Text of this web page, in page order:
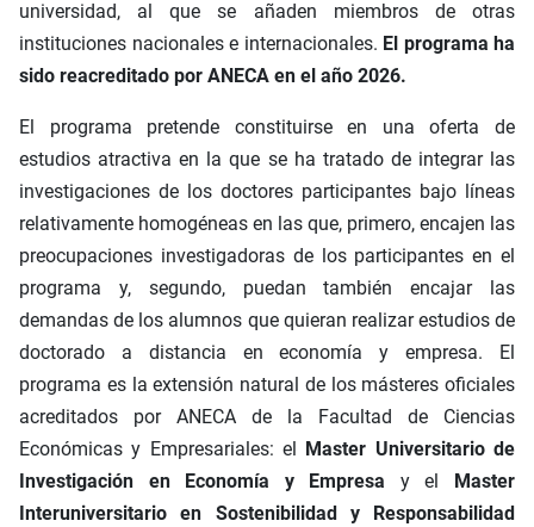
universidad, al que se añaden miembros de otras
instituciones nacionales e internacionales. El programa ha
sido reacreditado por ANECA en el año 2026.
El programa pretende constituirse en una oferta de
estudios atractiva en la que se ha tratado de integrar las
investigaciones de los doctores participantes bajo líneas
relativamente homogéneas en las que, primero, encajen las
preocupaciones investigadoras de los participantes en el
programa y, segundo, puedan también encajar las
demandas de los alumnos que quieran realizar estudios de
doctorado a distancia en economía y empresa. El
programa es la extensión natural de los másteres oficiales
acreditados por ANECA de la Facultad de Ciencias
Económicas y Empresariales: el
Master Universitario de
Investigación en Economía y Empresa y el
Master
Interuniversitario en Sostenibilidad y Responsabilidad